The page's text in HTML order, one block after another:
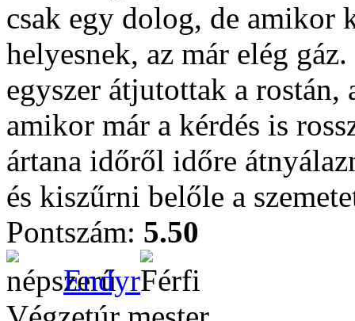
csak egy dolog, de amikor
helyesnek, az már elég
egyszer átjutottak a
amikor már a kérdés is
ártana időről időre
és kiszűrni belőle a
Pontszám: 5.50
Endyr